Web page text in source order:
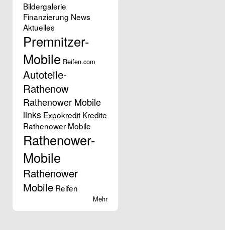
Bildergalerie
Finanzierung News
Aktuelles
Premnitzer-
Mobile Reifen.com
Autoteile-
Rathenow
Rathenower Mobile
links Expokredit Kredite
Rathenower-Mobile
Rathenower-
Mobile
Rathenower
Mobile Reifen
Mehr